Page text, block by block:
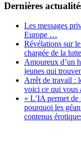
Dernières
Les messages
Europe …
Révélations sur
chargée de la
Amoureux d’un
jeunes qui
Arrêt de travail :
voici ce qui vous
« L’IA permet de
pourquoi les
contenus